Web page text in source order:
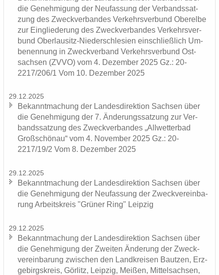
die Ge­neh­mi­gung der Neu­fas­sung der Ver­bands­sat­
zung des Zweck­ver­ban­des Ver­kehrs­ver­bund Ober­el­be
zur Ein­glie­de­rung des Zweck­ver­ban­des Ver­kehrs­ver­
bund Oberlausitz-​Niederschlesien ein­schließ­lich Um­
be­nen­nung in Zweck­ver­band Ver­kehrs­ver­bund Ost­
sach­sen (ZVVO) vom 4. De­zem­ber 2025 Gz.: 20-
2217/206/1 Vom 10. De­zem­ber 2025
29.12.2025
Be­kannt­ma­chung der Lan­des­di­rek­ti­on Sach­sen über
die Ge­neh­mi­gung der 7. Än­de­rungs­sat­zung zur Ver­
bands­sat­zung des Zweck­ver­ban­des „All­wet­ter­bad
Groß­schön­au“ vom 4. No­vem­ber 2025 Gz.: 20-
2217/19/2 Vom 8. De­zem­ber 2025
29.12.2025
Be­kannt­ma­chung der Lan­des­di­rek­ti­on Sach­sen über
die Ge­neh­mi­gung der Neu­fas­sung der Zweck­ver­ein­ba­
rung Ar­beits­kreis "Grü­ner Ring" Leip­zig
29.12.2025
Be­kannt­ma­chung der Lan­des­di­rek­ti­on Sach­sen über
die Ge­neh­mi­gung der Zwei­ten Än­de­rung der Zweck­
ver­ein­ba­rung zwi­schen den Land­krei­sen Baut­zen, Erz­
ge­birgs­kreis, Gör­litz, Leip­zig, Mei­ßen, Mit­tel­sach­sen,